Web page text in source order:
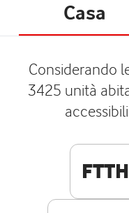
Casa
Considerando
3425 unità
FTTH